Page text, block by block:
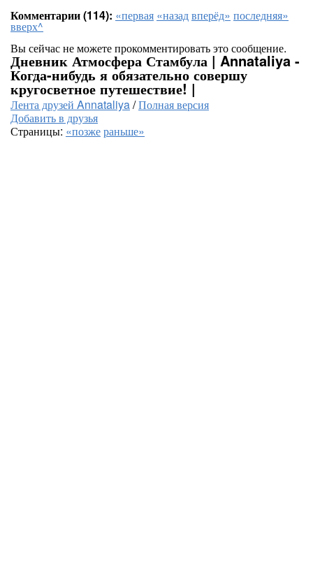
Комментарии (114): «первая «назадвперёд» последняя»
вверх^
Вы сейчас не можете прокомментировать это сообщение.
Дневник Атмосфера Стамбула | Annataliya -
Когда-нибудь я обязательно совершу
кругосветное путешествие! |
Лента друзей Annataliya/Полная версия
Добавить в друзья
Страницы: «позжераньше»